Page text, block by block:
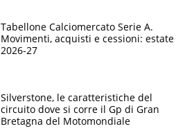
Tabellone Calciomercato Serie A.
Movimenti, acquisti e cessioni: estate
2026-27
Silverstone, le caratteristiche del
circuito dove si corre il Gp di Gran
Bretagna del Motomondiale